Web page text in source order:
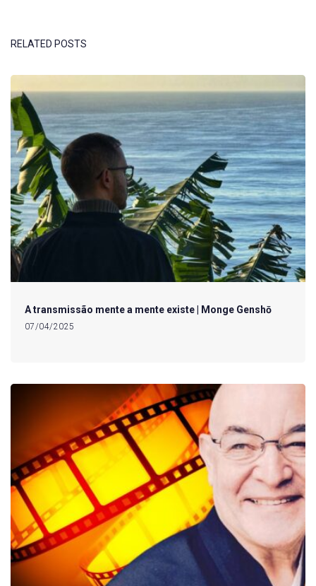
RELATED POSTS
A transmissão mente a mente existe | Monge Genshō
07/04/2025